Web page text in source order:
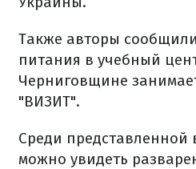
Также авторы
питания в учебный
Черниговщине
"ВИЗИТ".
Среди представленной
можно увидеть